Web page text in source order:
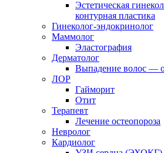
Эстетическая
контурная пластика
Гинеколог-эндокринолог
Маммолог
Эластография
Дерматолог
Выпадение волос —
ЛОР
Гайморит
Отит
Терапевт
Лечение остеопороза
Невролог
Кардиолог